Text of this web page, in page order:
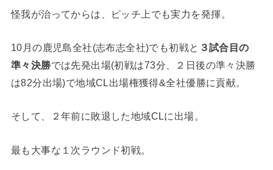
怪我が治ってからは、ピッチ上でも実力を発揮。
10月の鹿児島全社(志布志全社)でも初戦と ３試合目の
準々決勝では先発出場(初戦は73分、２日後の準々決勝
は82分出場)で地域CL出場権獲得&全社優勝に貢献。
そして、２年前に敗退した地域CLに出場。
最も大事な１次ラウンド初戦。